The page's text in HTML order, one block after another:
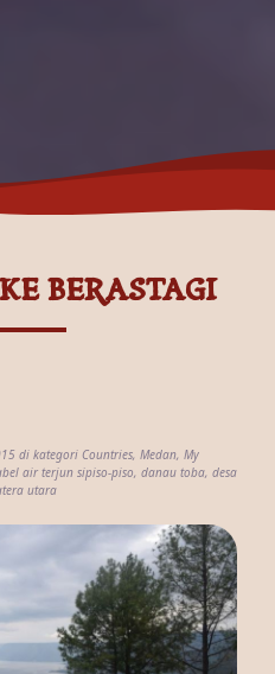
BERASTAGI
di kategori Countries, Medan, My
air terjun sipiso-piso, danau toba, desa
utara